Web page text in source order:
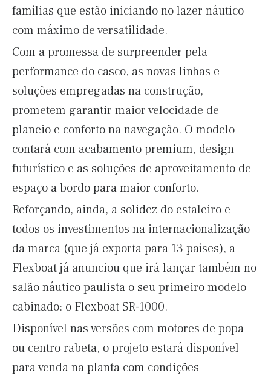
famílias que estão iniciando no lazer náutico
com máximo de versatilidade.
Com a promessa de surpreender pela
performance do casco, as novas linhas e
soluções empregadas na construção,
prometem garantir maior velocidade de
planeio e conforto na navegação. O modelo
contará com acabamento premium, design
futurístico e as soluções de aproveitamento de
espaço a bordo para maior conforto.
Reforçando, ainda, a solidez do estaleiro e
todos os investimentos na internacionalização
da marca (que já exporta para 13 países), a
Flexboat já anunciou que irá lançar também no
salão náutico paulista o seu primeiro modelo
cabinado: o Flexboat SR-1000.
Disponível nas versões com motores de popa
ou centro rabeta, o projeto estará disponível
para venda na planta com condições